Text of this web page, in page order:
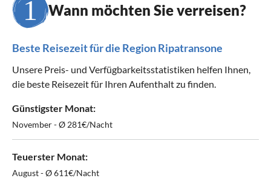
Wann möchten Sie verreisen?
Beste Reisezeit für die Region Ripatransone
Unsere Preis- und Verfügbarkeitsstatistiken helfen Ihnen,
die beste Reisezeit für Ihren Aufenthalt zu finden.
Günstigster Monat:
November - Ø 281€/Nacht
Teuerster Monat:
August - Ø 611€/Nacht